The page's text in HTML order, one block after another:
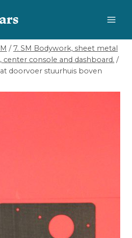
/ 7. SM Bodywork, sheet metal
center console and dashboard. /
doorvoer stuurhuis boven